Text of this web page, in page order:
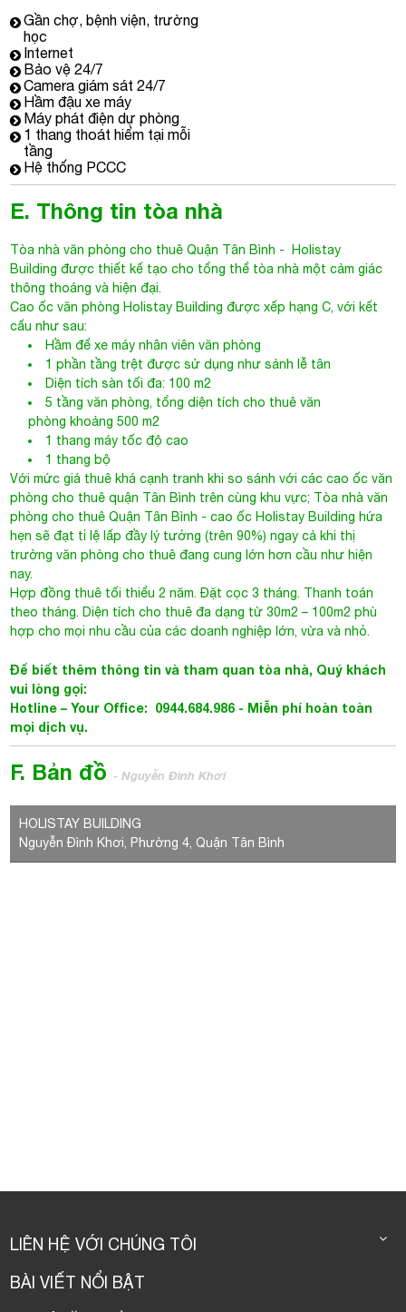
Gần chợ, bệnh viện, trường
học
Internet
Bảo vệ 24/7
Camera giám sát 24/7
Hầm đậu xe máy
Máy phát điện dự phòng
1 thang thoát hiểm tại mỗi
tầng
Hệ thống PCCC
E. Thông tin tòa nhà
Tòa nhà văn phòng cho thuê Quận Tân Bình - Holistay
Building được thiết kế tạo cho tổng thể tòa nhà một cảm giác
thông thoáng và hiện đại.
Cao ốc văn phòng Holistay Building được xếp hạng C, với kết
cấu như sau:
Hầm để xe máy nhân viên văn phòng
1 phần tầng trệt được sử dụng như sảnh lễ tân
Diện tích sàn tối đa: 100 m2
5 tầng văn phòng, tổng diện tích cho thuê văn
phòng khoảng 500 m2
1 thang máy tốc độ cao
1 thang bộ
Với mức giá thuê khá cạnh tranh khi so sánh với các cao ốc văn
phòng cho thuê quận Tân Bình trên cùng khu vực; Tòa nhà văn
phòng cho thuê Quận Tân Bình - cao ốc Holistay Building hứa
hẹn sẽ đạt tỉ lệ lấp đầy lý tưởng (trên 90%) ngay cả khi thị
trường văn phòng cho thuê đang cung lớn hơn cầu như hiện
nay.
Hợp đồng thuê tối thiểu 2 năm. Đặt cọc 3 tháng. Thanh toán
theo tháng. Diện tích cho thuê đa dạng từ 30m2 – 100m2 phù
hợp cho mọi nhu cầu của các doanh nghiệp lớn, vừa và nhỏ.
Để biết thêm thông tin và tham quan tòa nhà, Quý khách
vui lòng gọi:
Hotline – Your Office: 0944.684.986 - Miễn phí hoàn toàn
mọi dịch vụ.
F. Bản đồ- Nguyễn Đình Khơi
HOLISTAY BUILDING
Nguyễn Đình Khơi, Phường 4, Quận Tân Bình
LIÊN HỆ VỚI CHÚNG TÔI
BÀI VIẾT NỔI BẬT